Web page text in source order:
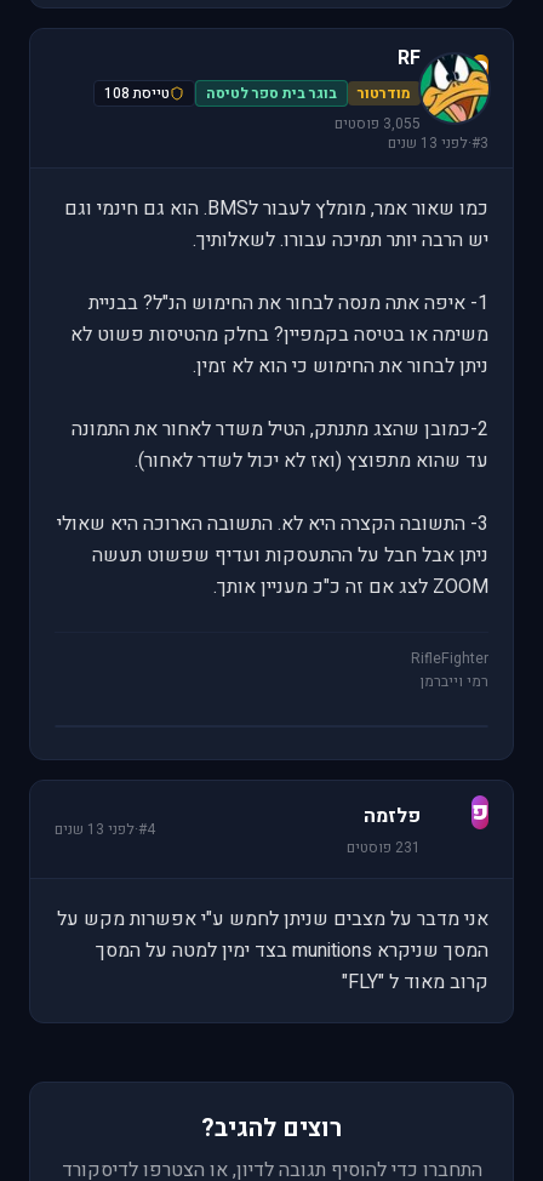
R
RF
מודרטור בוגר בית ספר לטיסה
טייסת 108
3,055 פוסטים
#3
·לפני 13 שנים
כמו שאור אמר, מומלץ לעבור לBMS. הוא גם חינמי וגם
יש הרבה יותר תמיכה עבורו. לשאלותיך.
1- איפה אתה מנסה לבחור את החימוש הנ"ל? בבניית
משימה או בטיסה בקמפיין? בחלק מהטיסות פשוט לא
ניתן לבחור את החימוש כי הוא לא זמין.
2-כמובן שהצג מתנתק, הטיל משדר לאחור את התמונה
עד שהוא מתפוצץ (ואז לא יכול לשדר לאחור).
3- התשובה הקצרה היא לא. התשובה הארוכה היא שאולי
ניתן אבל חבל על ההתעסקות ועדיף שפשוט תעשה
ZOOM לצג אם זה כ"כ מעניין אותך.
RifleFighter
רמי וייברמן
פ פלזמה
231 פוסטים
#4
·לפני 13 שנים
אני מדבר על מצבים שניתן לחמש ע"י אפשרות מקש על
המסך שניקרא munitions בצד ימין למטה על המסך
קרוב מאוד ל "FLY"
רוצים להגיב?
התחברו כדי להוסיף תגובה לדיון, או הצטרפו לדיסקורד